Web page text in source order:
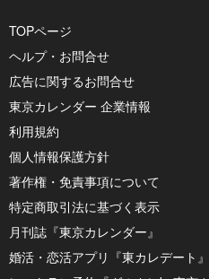
TOPページ
ヘルプ・お問合せ
広告に関するお問合せ
東京カレンダー 企業情報
利用規約
個人情報保護方針
著作権・免責事項について
特定商取引法に基づく表示
月刊誌『東京カレンダー』
婚活・恋活アプリ『東カレデート』